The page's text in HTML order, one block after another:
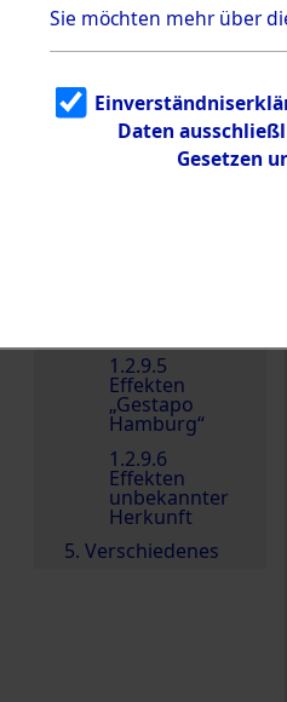
Bayerisches
1.2.9.3
Effekten aus
dem KZ
Neuengamm
1.2.9.5
Effekten
„Gestapo
Hamburg“
1.2.9.6
Effekten
unbekannter
Herkunft
5. Verschiedenes
Sie möchten mehr über
Daten
Gesetzen